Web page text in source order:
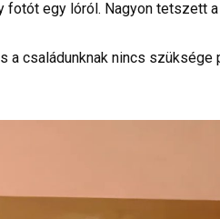
egy lóról. Nagyon tetszett
a családunknak nincs